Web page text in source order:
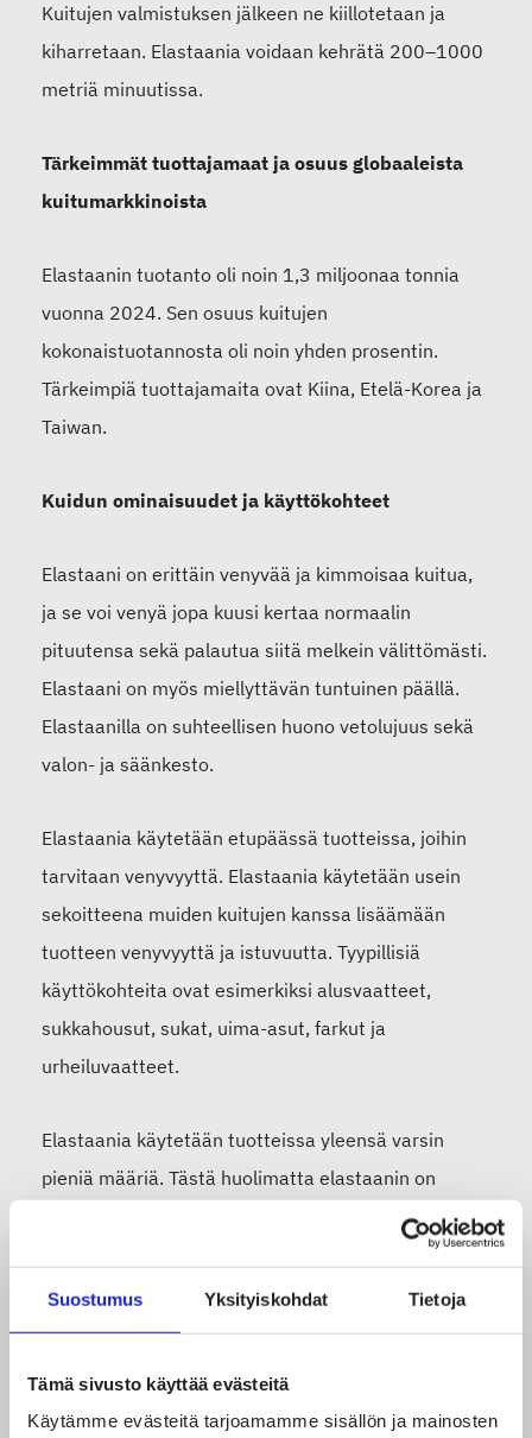
Suostumus Yksityiskohdat Tietoja
Tämä sivusto käyttää evästeitä
Käytämme evästeitä tarjoamamme sisällön ja mainosten
Kuitujen valmistuksen jälkeen ne kiillotetaan ja
kiharretaan. Elastaania voidaan kehrätä 200–1000
metriä minuutissa.
Tärkeimmät tuottajamaat ja osuus globaaleista
kuitumarkkinoista
Elastaanin tuotanto oli noin 1,3 miljoonaa tonnia
vuonna 2024. Sen osuus kuitujen
kokonaistuotannosta oli noin yhden prosentin.
Tärkeimpiä tuottajamaita ovat Kiina, Etelä-Korea ja
Taiwan.
Kuidun ominaisuudet ja käyttökohteet
Elastaani on erittäin venyvää ja kimmoisaa kuitua,
ja se voi venyä jopa kuusi kertaa normaalin
pituutensa sekä palautua siitä melkein välittömästi.
Elastaani on myös miellyttävän tuntuinen päällä.
Elastaanilla on suhteellisen huono vetolujuus sekä
valon- ja säänkesto.
Elastaania käytetään etupäässä tuotteissa, joihin
tarvitaan venyvyyttä. Elastaania käytetään usein
sekoitteena muiden kuitujen kanssa lisäämään
tuotteen venyvyyttä ja istuvuutta. Tyypillisiä
käyttökohteita ovat esimerkiksi alusvaatteet,
sukkahousut, sukat, uima-asut, farkut ja
urheiluvaatteet.
Elastaania käytetään tuotteissa yleensä varsin
pieniä määriä. Tästä huolimatta elastaanin on
todettu hankaloittavan tekstiilien käytön jälkeistä
kierrätystä. Mekaanisissa kierrätysprosesseissa
elastaanin joustavuus hankaloittaa kuitujen
avautumista. Kemiallisissa kierrätysprosesseissa